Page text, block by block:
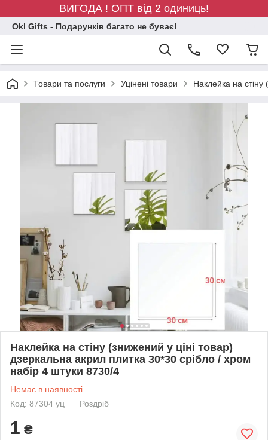
ВИГОДА ! ОПТ від 2 одиниць!
Okl Gifts - Подарунків багато не буває!
Товари та послуги Уцінені товари Наклейка на
Наклейка на стіну (знижений у ціні товар)
дзеркальна акрил плитка 30*30 срібло / хром
набір 4 штуки 8730/4
Немає в наявності
Код: 87304 уц
Роздріб
1 ₴